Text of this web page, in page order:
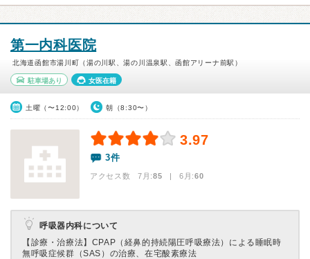
第一内科医院
北海道函館市湯川町（湯の川駅、湯の川温泉駅、函館アリーナ前駅）
駐車場あり 女医在籍
土曜（〜12:00） 朝（8:30〜）
3.97
3件
アクセス数 7月:85 | 6月:60
呼吸器内科について
【診療・治療法】 CPAP（経鼻的持続陽圧呼吸療法）による睡眠時
無呼吸症候群（SAS）の治療、在宅酸素療法